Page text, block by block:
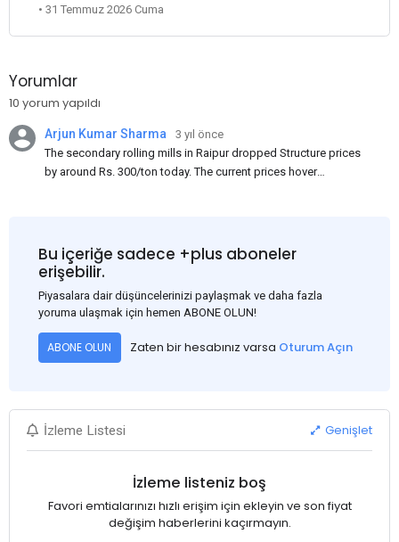
• 31 Temmuz 2026 Cuma
Yorumlar
10 yorum yapıldı
Arjun Kumar Sharma
3 yıl önce
The secondary rolling mills in Raipur dropped Structure prices
by around Rs. 300/ton today. The current prices hover
of a sluggish trend, mills had to lower their offers immediately
following yesterday's price hike.
Bu içeriğe sadece +plus aboneler
erişebilir.
Piyasalara dair düşüncelerinizi paylaşmak ve daha fazla
yoruma ulaşmak için hemen ABONE OLUN!
ABONE OLUN Zaten bir hesabınız varsa Oturum Açın
İzleme Listesi Genişlet
İzleme listeniz boş
Favori emtialarınızı hızlı erişim için ekleyin ve son fiyat
değişim haberlerini kaçırmayın.